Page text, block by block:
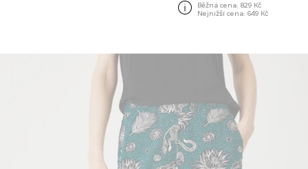
Běžná cena: 829 Kč
Nejnižší cena: 649 Kč